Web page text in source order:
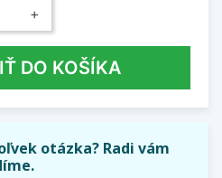
+
DO KOŠÍKA
otázka? Radi vám